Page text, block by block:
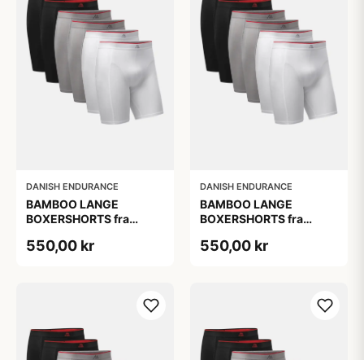
DANISH ENDURANCE
BAMBOO LANGE
BOXERSHORTS fra
Sort/Rød | Grå | Hvid 6-
550,00 kr
DANISH ENDURANCE
BAMBOO LANGE
BOXERSHORTS fra
Sort/Rød | Grå | Hvid 6-
550,00 kr